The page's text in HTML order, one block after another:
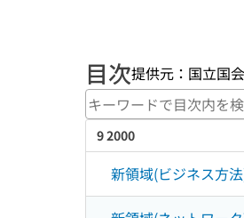
目次提供元：国立国
9 2000
新領域(ビジネス方